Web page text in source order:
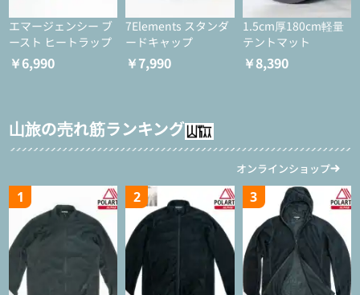
エマージェンシー ブ
ースト ヒートラップ
￥6,990
7Elements スタンダ
ードキャップ
￥7,990
1.5cm厚180cm軽量
テントマット
￥8,390
山旅の売れ筋ランキング
オンラインショップ
1 2 3